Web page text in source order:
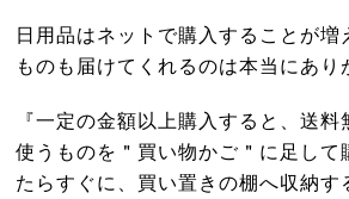
日用品はネットで購入することが増
ものも届けてくれるのは本当にあり
『一定の金額以上購入すると、送料
使うものを＂買い物かご＂に足して
たらすぐに、買い置きの棚へ収納す